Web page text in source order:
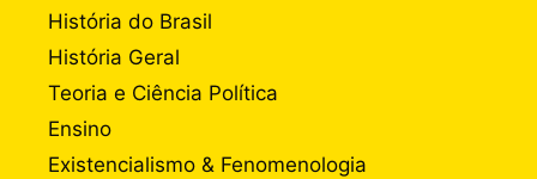
História do Brasil
História Geral
Teoria e Ciência Política
Ensino
Existencialismo & Fenomenologia